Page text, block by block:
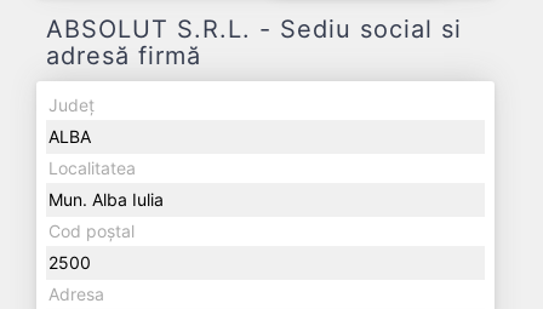
ABSOLUT S.R.L. - Sediu social si
adresă firmă
Județ
ALBA
Localitatea
Mun. Alba Iulia
Cod poștal
2500
Adresa